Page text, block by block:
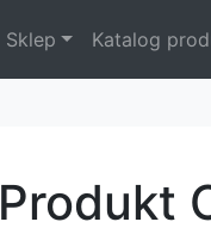
Sklep Katalog
Produkt